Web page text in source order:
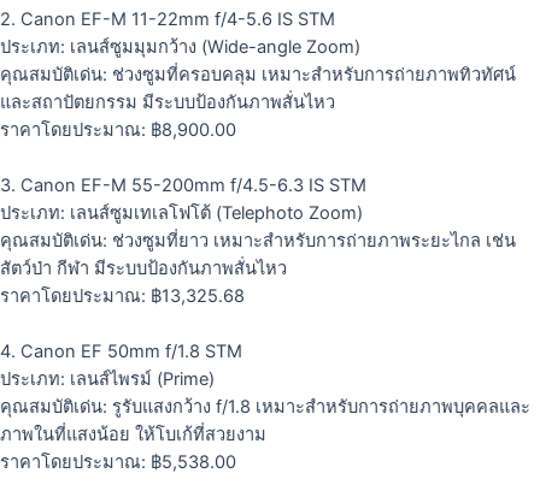
2. Canon EF-M 11-22mm f/4-5.6 IS STM
ประเภท: เลนส์ซูมมุมกว้าง (Wide-angle Zoom)
คุณสมบัติเด่น: ช่วงซูมที่ครอบคลุม เหมาะสำหรับการถ่ายภาพทิวทัศน์
และสถาปัตยกรรม มีระบบป้องกันภาพสั่นไหว
ราคาโดยประมาณ: ฿8,900.00
3. Canon EF-M 55-200mm f/4.5-6.3 IS STM
ประเภท: เลนส์ซูมเทเลโฟโต้ (Telephoto Zoom)
คุณสมบัติเด่น: ช่วงซูมที่ยาว เหมาะสำหรับการถ่ายภาพระยะไกล เช่น
สัตว์ป่า กีฬา มีระบบป้องกันภาพสั่นไหว
ราคาโดยประมาณ: ฿13,325.68
4. Canon EF 50mm f/1.8 STM
ประเภท: เลนส์ไพรม์ (Prime)
คุณสมบัติเด่น: รูรับแสงกว้าง f/1.8 เหมาะสำหรับการถ่ายภาพบุคคลและ
ภาพในที่แสงน้อย ให้โบเก้ที่สวยงาม
ราคาโดยประมาณ: ฿5,538.00